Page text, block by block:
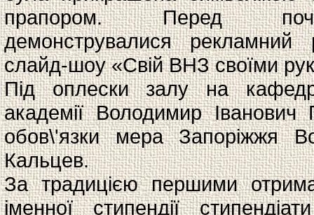
прапором. Перед
демонструвалися
слайд-шоу «Свій ВНЗ своїми
Під оплески залу на
академії Володимир
обов\'язки мера Запоріжжя
Кальцев.
За традицією першими
іменної стипендії